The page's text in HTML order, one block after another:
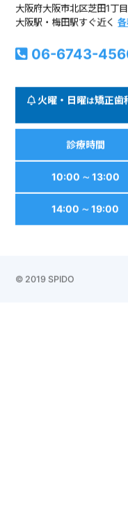
大阪府大阪市北区芝田1丁
大阪駅・梅田駅すぐ近く
06-6743-
火曜・日曜は矯正歯
診療時間
10:00 ∼ 13:00
14:00 ∼ 19:00
© 2019 SPIDO